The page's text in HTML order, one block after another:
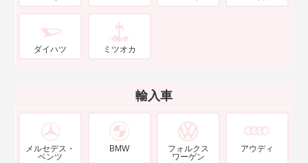
ダイハツ ミツオカ
輸入車
メルセデス・
ベンツ
BMW
フォルクス
ワーゲン
アウディ